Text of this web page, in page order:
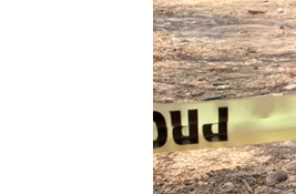
c
t
o
r
d
e
v